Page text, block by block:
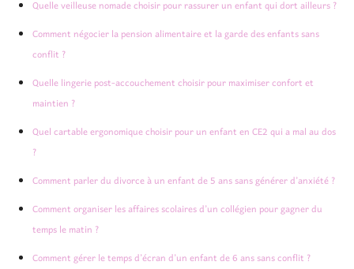
Quelle veilleuse nomade choisir pour rassurer un enfant qui dort ailleurs ?
Comment négocier la pension alimentaire et la garde des enfants sans
conflit ?
Quelle lingerie post-accouchement choisir pour maximiser confort et
maintien ?
Quel cartable ergonomique choisir pour un enfant en CE2 qui a mal au dos
?
Comment parler du divorce à un enfant de 5 ans sans générer d’anxiété ?
Comment organiser les affaires scolaires d’un collégien pour gagner du
temps le matin ?
Comment gérer le temps d’écran d’un enfant de 6 ans sans conflit ?